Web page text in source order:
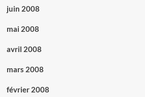
juin 2008
mai 2008
avril 2008
mars 2008
février 2008